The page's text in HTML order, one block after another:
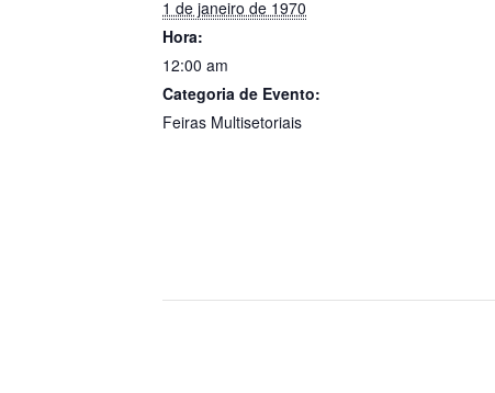
1 de janeiro de 1970
Hora:
12:00 am
Categoria de Evento:
Feiras Multisetoriais